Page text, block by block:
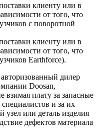
клиенту или в
от того, что
с поворотной
клиенту или в
от того, что
Earthforce).
дилер
Doosan,
взимая плату за запасные
и за их
или деталь изделия
дефектов материала